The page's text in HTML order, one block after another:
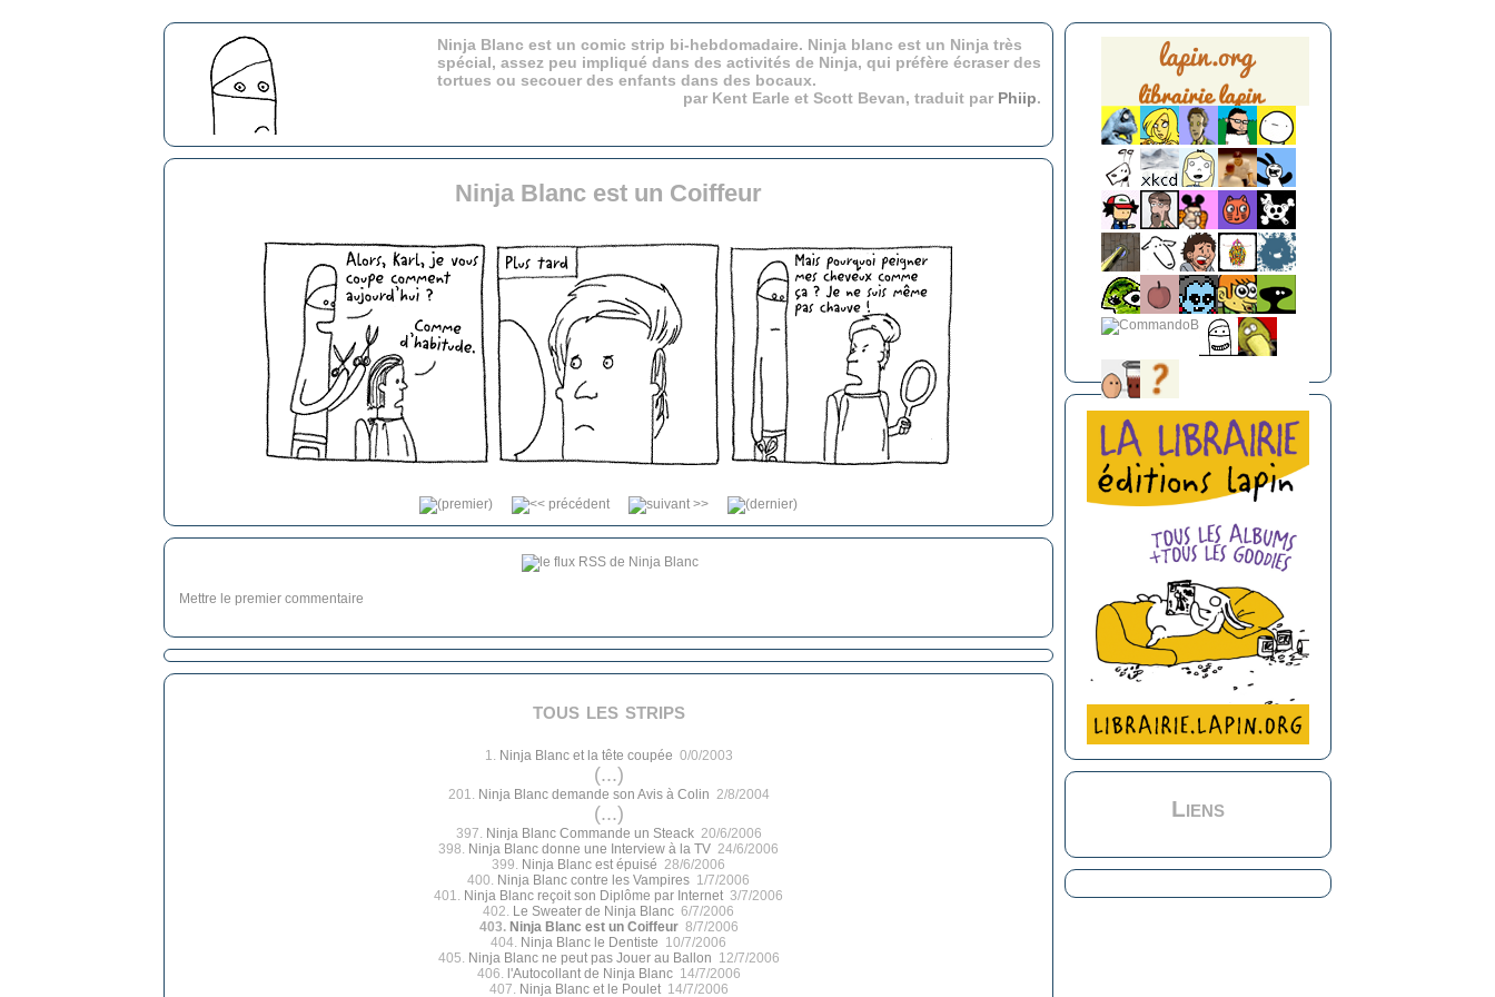
Ninja Blanc est un comic strip bi-hebdomadaire. Ninja blanc est un Ninja très
spécial, assez peu impliqué dans des activités de Ninja, qui préfère écraser des
tortues ou secouer des enfants dans des bocaux.
par Kent Earle et Scott Bevan, traduit par Phiip.
Ninja Blanc est un Coiffeur
Mettre le premier commentaire
tous les strips
1. Ninja Blanc et la tête coupée 0/0/2003
(...)
201. Ninja Blanc demande son Avis à Colin 2/8/2004
(...)
397. Ninja Blanc Commande un Steack20/6/2006
398. Ninja Blanc donne une Interview à la TV 24/6/2006
399. Ninja Blanc est épuisé 28/6/2006
400. Ninja Blanc contre les Vampires 1/7/2006
401. Ninja Blanc reçoit son Diplôme par Internet 3/7/2006
402. Le Sweater de Ninja Blanc 6/7/2006
403. Ninja Blanc est un Coiffeur 8/7/2006
404. Ninja Blanc le Dentiste 10/7/2006
405. Ninja Blanc ne peut pas Jouer au Ballon 12/7/2006
406. l'Autocollant de Ninja Blanc14/7/2006
407. Ninja Blanc et le Poulet14/7/2006
Liens